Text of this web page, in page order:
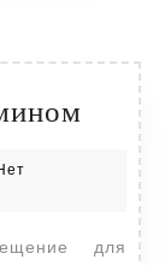
Уход